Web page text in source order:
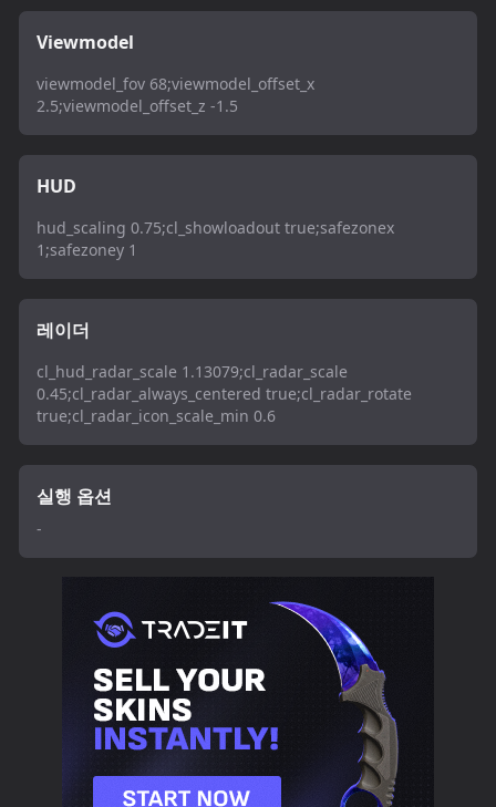
Viewmodel
viewmodel_fov 68;viewmodel_offset_x
2.5;viewmodel_offset_z -1.5
HUD
hud_scaling 0.75;cl_showloadout true;safezonex
1;safezoney 1
레이더
cl_hud_radar_scale 1.13079;cl_radar_scale
0.45;cl_radar_always_centered true;cl_radar_rotate
true;cl_radar_icon_scale_min 0.6
실행 옵션
-